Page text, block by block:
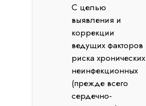
С целью
выявления и
коррекции
ведущих факторов
риска хронических
неинфекционных
(прежде всего
сердечно-